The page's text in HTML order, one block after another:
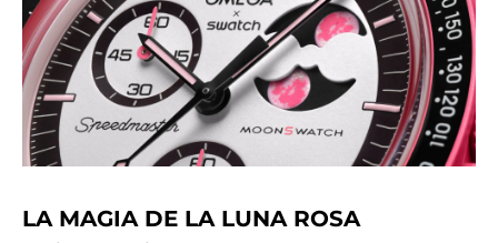
LA MAGIA DE LA LUNA ROSA